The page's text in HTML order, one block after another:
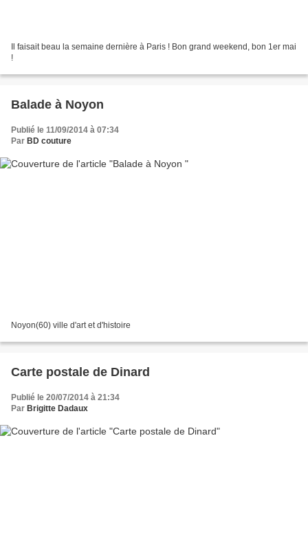
Il faisait beau la semaine dernière à Paris ! Bon grand weekend, bon 1er mai
!
Balade à Noyon
Publié le 11/09/2014 à 07:34
Par BD couture
Noyon(60) ville d'art et d'histoire
Carte postale de Dinard
Publié le 20/07/2014 à 21:34
Par Brigitte Dadaux